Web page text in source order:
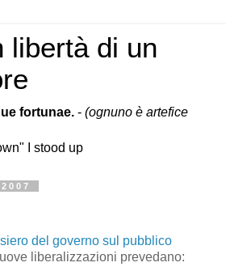
libertà di un
fortunae. - (ognuno è artefice
I stood up
del governo sul pubblico
liberalizzazioni prevedano: